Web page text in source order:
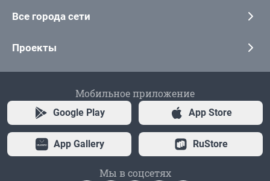
Все города сети
Проекты
Мобильное приложение
Google Play App Store
App Gallery RuStore
Мы в соцсетях